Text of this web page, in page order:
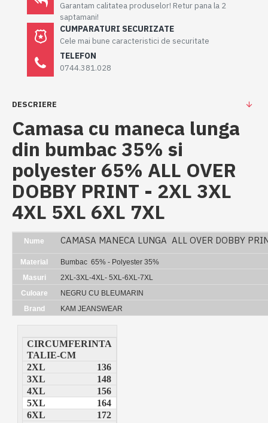
Garantam calitatea produselor! Retur pana la 2
saptamani!
CUMPARATURI SECURIZATE
Cele mai bune caracteristici de securitate
TELEFON
0744.381.028
DESCRIERE
Camasa cu maneca lunga
din bumbac 35% si
polyester 65% ALL OVER
DOBBY PRINT - 2XL 3XL
4XL 5XL 6XL 7XL
Nume CAMASA MANECA LUNGA ALL OVER DOBBY
Material
Bumbac 65% - Polyester 35%
Masuri
2XL-3XL-4XL- 5XL-6XL-7XL
Culoare
NEGRU CU BLEUMARIN
Brand
KAM JEANSWEAR
CIRCUMFERINTA
TALIE-CM
2XL
136
3XL
148
4XL
156
5XL
164
6XL
172